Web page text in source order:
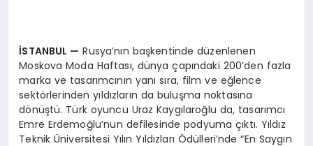
İSTANBUL — Rusya’nın başkentinde düzenlenen
Moskova Moda Haftası, dünya çapındaki 200’den fazla
marka ve tasarımcının yanı sıra, film ve eğlence
sektörlerinden yıldızların da buluşma noktasına
dönüştü. Türk oyuncu Uraz Kaygılaroğlu da, tasarımcı
Emre Erdemoğlu’nun defilesinde podyuma çıktı. Yıldız
Teknik Üniversitesi Yılın Yıldızları Ödülleri’nde “En Saygın